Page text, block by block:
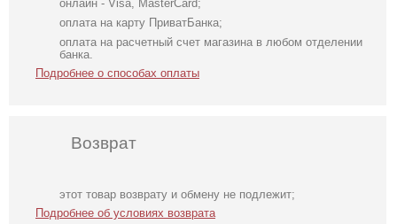
онлайн - Visa, MasterCard;
оплата на карту ПриватБанка;
оплата на расчетный счет магазина в любом отделении
банка.
Подробнее о способах оплаты
Возврат
этот товар возврату и обмену не подлежит;
Подробнее об условиях возврата
Кораловый
купальник
Magistral на
Раздельный
купальник на
завязочках